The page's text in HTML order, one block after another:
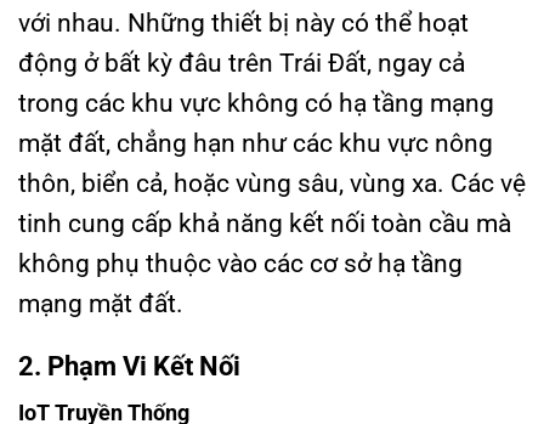
với nhau. Những thiết bị này có thể hoạt
động ở bất kỳ đâu trên Trái Đất, ngay cả
trong các khu vực không có hạ tầng mạng
mặt đất, chẳng hạn như các khu vực nông
thôn, biển cả, hoặc vùng sâu, vùng xa. Các vệ
tinh cung cấp khả năng kết nối toàn cầu mà
không phụ thuộc vào các cơ sở hạ tầng
mạng mặt đất.
2. Phạm Vi Kết Nối
IoT Truyền Thống